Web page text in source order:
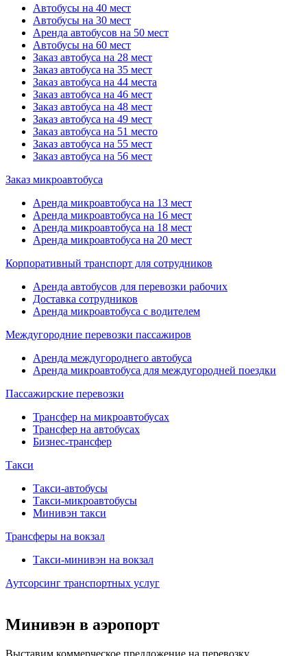
Автобусы на 40 мест
Автобусы на 30 мест
Аренда автобусов на 50 мест
Автобусы на 60 мест
Заказ автобуса на 28 мест
Заказ автобуса на 35 мест
Заказ автобуса на 44 места
Заказ автобуса на 46 мест
Заказ автобуса на 48 мест
Заказ автобуса на 49 мест
Заказ автобуса на 51 место
Заказ автобуса на 55 мест
Заказ автобуса на 56 мест
Заказ микроавтобуса
Аренда микроавтобуса на 13 мест
Аренда микроавтобуса на 16 мест
Аренда микроавтобуса на 18 мест
Аренда микроавтобуса на 20 мест
Корпоративный транспорт для сотрудников
Аренда автобусов для перевозки рабочих
Доставка сотрудников
Аренда микроавтобуса с водителем
Междугородние перевозки пассажиров
Аренда междугороднего автобуса
Аренда микроавтобуса для междугородней поездки
Пассажирские перевозки
Трансфер на микроавтобусах
Трансфер на автобусах
Бизнес-трансфер
Такси
Такси-автобусы
Такси-микроавтобусы
Минивэн такси
Трансферы на вокзал
Такси-минивэн на вокзал
Аутсорсинг транспортных услуг
Минивэн в аэропорт
Выставим коммерческое предложение на перевозку